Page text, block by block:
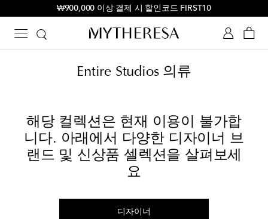
₩900,000 이상 결제 시 할인코드 FIRST10
Entire Studios 의류
해당 컬렉션은 현재 이용이 불가합
니다. 아래에서 다양한 디자이너 브
랜드 및 신상품 셀렉션을 살펴보세
요
디자이너